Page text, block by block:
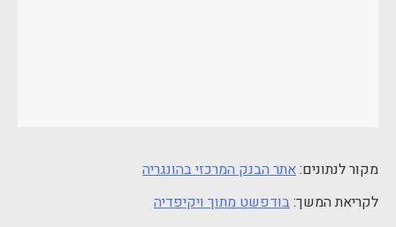
מקור לנתונים:אתר הבנק המרכזי בהונגריה
לקריאת המשך:בודפשט מתוך ויקיפדיה